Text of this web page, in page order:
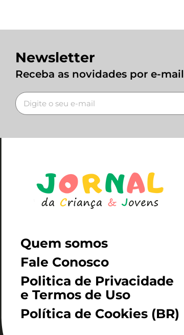
Newsletter
Receba as novidades por e-mail
Quem somos
Fale Conosco
Politica de Privacidade
e Termos de Uso
Política de Cookies (BR)